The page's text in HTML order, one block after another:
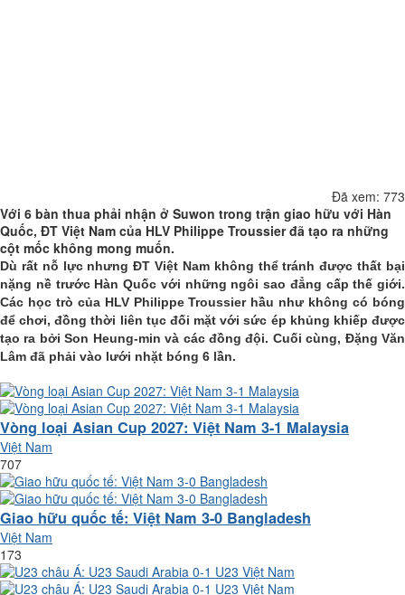
Đã xem: 773
Với 6 bàn thua phải nhận ở Suwon trong trận giao hữu với Hàn
Quốc, ĐT Việt Nam của HLV Philippe Troussier đã tạo ra những
cột mốc không mong muốn.
Dù rất nỗ lực nhưng ĐT Việt Nam không thể tránh được thất bại
nặng nề trước Hàn Quốc với những ngôi sao đẳng cấp thế giới.
Các học trò của HLV Philippe Troussier hầu như không có bóng
để chơi, đồng thời liên tục đối mặt với sức ép khủng khiếp được
tạo ra bởi Son Heung-min và các đồng đội. Cuối cùng, Đặng Văn
Lâm đã phải vào lưới nhặt bóng 6 lần.
Vòng loại Asian Cup 2027: Việt Nam 3-1 Malaysia
Việt Nam
707
Giao hữu quốc tế: Việt Nam 3-0 Bangladesh
Việt Nam
173